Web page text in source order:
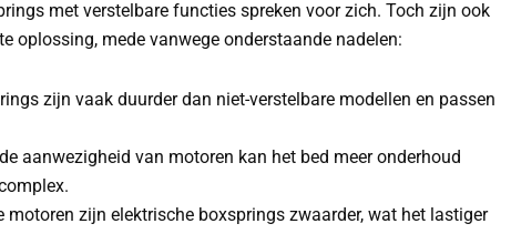
met verstelbare functies spreken voor zich. Toch zijn ook
oplossing, mede vanwege onderstaande nadelen:
zijn vaak duurder dan niet-verstelbare modellen en passen
aanwezigheid van motoren kan het bed meer onderhoud
motoren zijn elektrische boxsprings zwaarder, wat het lastiger